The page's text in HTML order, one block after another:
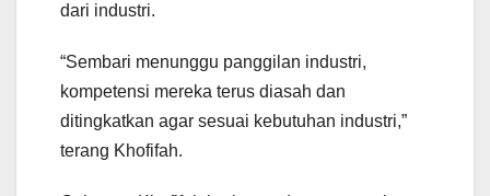
dari industri.
“Sembari menunggu panggilan industri,
kompetensi mereka terus diasah dan
ditingkatkan agar sesuai kebutuhan industri,”
terang Khofifah.